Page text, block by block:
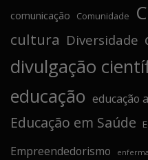
comunicação Comunidade
cultura Diversidade
divulgação
educação educação
Educação em Saúde
Empreendedorismo